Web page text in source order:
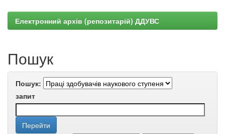
Електронний архів (репозитарій) ДДУВС
Пошук
Пошук:
запит